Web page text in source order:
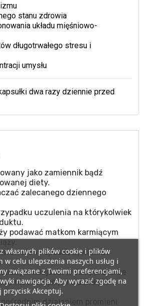
stanu zdrowia
układu mięśniowo-
długotrwałego stresu i
umysłu
dwa razy dziennie przed
jako zamiennik bądź
diety.
zalecanego dziennego
uczulenia na którykolwiek
podawać matkom karmiącym
sposób żywienia i
miejscu, w temperaturze
niedostępnym dla małych
działaniem promieni
własnych plików cookie i plików
w celu ulepszenia naszych usług i
związane z Twoimi preferencjami,
nawigacja. Aby wyrazić zgodę na
przycisk Akceptuj.